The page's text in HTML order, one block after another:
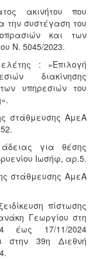
ακινήτου που
την συστέγαση του
και των
Ν. 5045/2023.
: «Επιλογή
διακίνησης
υπηρεσιών του
στάθμευσης ΑμεΑ
για θέσης
Ιωσήφ, αρ.5.
στάθμευσης ΑμεΑ
πίστωσης
Γεωργίου στη
έως 17/11/2024
στην 39η Διεθνή